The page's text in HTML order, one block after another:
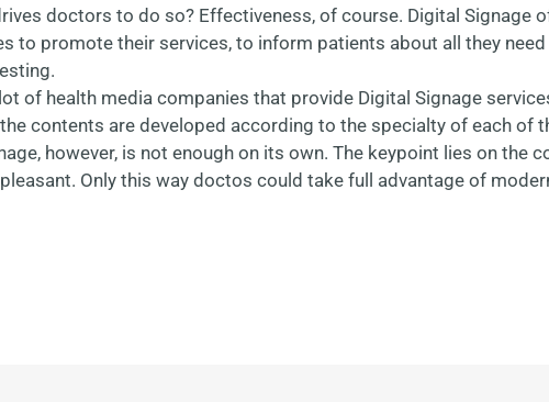
doctors to do so? Effectiveness, of course. Digital Signage
to promote their services, to inform patients about all they
of health media companies that provide Digital Signage
contents are developed according to the specialty of each of
however, is not enough on its own. The keypoint lies on the
Only this way doctos could take full advantage of